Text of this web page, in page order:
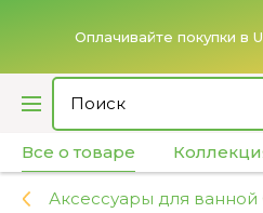
Оплачивайте покупки в
Все о товаре
Аксессуары для ванной